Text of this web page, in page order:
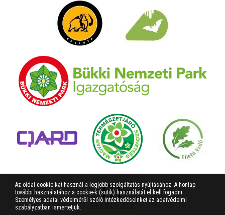
Az oldal cookie-kat használ a legjobb szolgáltatás nyújtásához. A honlap
további használatához a cookie-k (sütik) használatát el kell fogadni.
Személyes adatai védelméről szóló intézkedéseinket az adatvédelmi
szabályzatban ismertetjük.